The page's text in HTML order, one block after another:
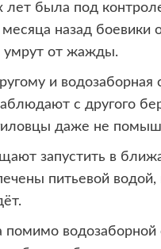
лет была под
назад боевики
умрут от жажды.
и водозаборная
с другого
даже не
запустить в
питьевой